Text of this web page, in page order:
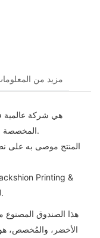
مزيد من
المخصصة وتحتل العديد من المناصب الرائدة في السوق.
Packaging Co., Ltd للعملاء خدمة احترافية.
هذا الصندوق المصنوع
الأخضر، والمُخصص، هو